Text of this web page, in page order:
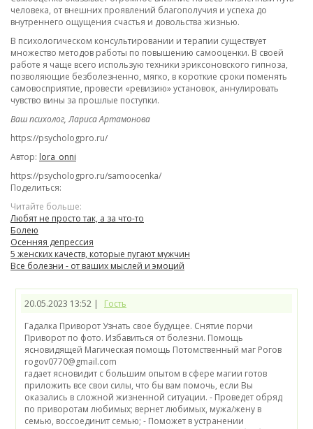
человека, от внешних проявлений благополучия и успеха до
внутреннего ощущения счастья и довольства жизнью.
В психологическом консультировании и терапии существует
множество методов работы по повышению самооценки. В своей
работе я чаще всего использую техники эриксоновского гипноза,
позволяющие безболезненно, мягко, в короткие сроки поменять
самовосприятие, провести «ревизию» установок, аннулировать
чувство вины за прошлые поступки.
Ваш психолог, Лариса Артамонова
https://psychologpro.ru/
Автор: lora_onni
https://psychologpro.ru/samoocenka/
Поделиться:
Читайте больше:
Любят не просто так, а за что-то
Болею
Осенняя депрессия
5 женских качеств, которые пугают мужчин
Все болезни - от ваших мыслей и эмоций
20.05.2023 13:52 |
Гость
Гадалка Приворот Узнать свое будущее. Снятие порчи
Приворот по фото. Избавиться от болезни. Помощь
ясновидящей Магическая помощь Потомственный маг Рогов
rogov0770@gmail.com
гадает ясновидит с большим опытом в сфере магии готов приложить все свои силы, что бы вам помочь, если Вы оказались в сложной жизненной ситуации. - Проведет обряд по приворотам любимых; вернет любимых, мужа/жену в семью, воссоединит семью; - Поможет в устранении соперницы/ка; - Снимет печать одиночества, венец безбрачия; - Поможет в снятии сглаза, порчи и другого негатива; - Избавит от недугов; - Магия прибыли, удачи и успеха; - Изготовит любой амулет, талисман; - И другая магическая помощь. Работает в